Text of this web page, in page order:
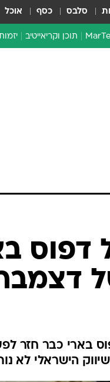
סלבס כסף אוכל
תוכן וקריאייטיב
דפוס
באוקטובר, דפוס בארי
הישראלי לא